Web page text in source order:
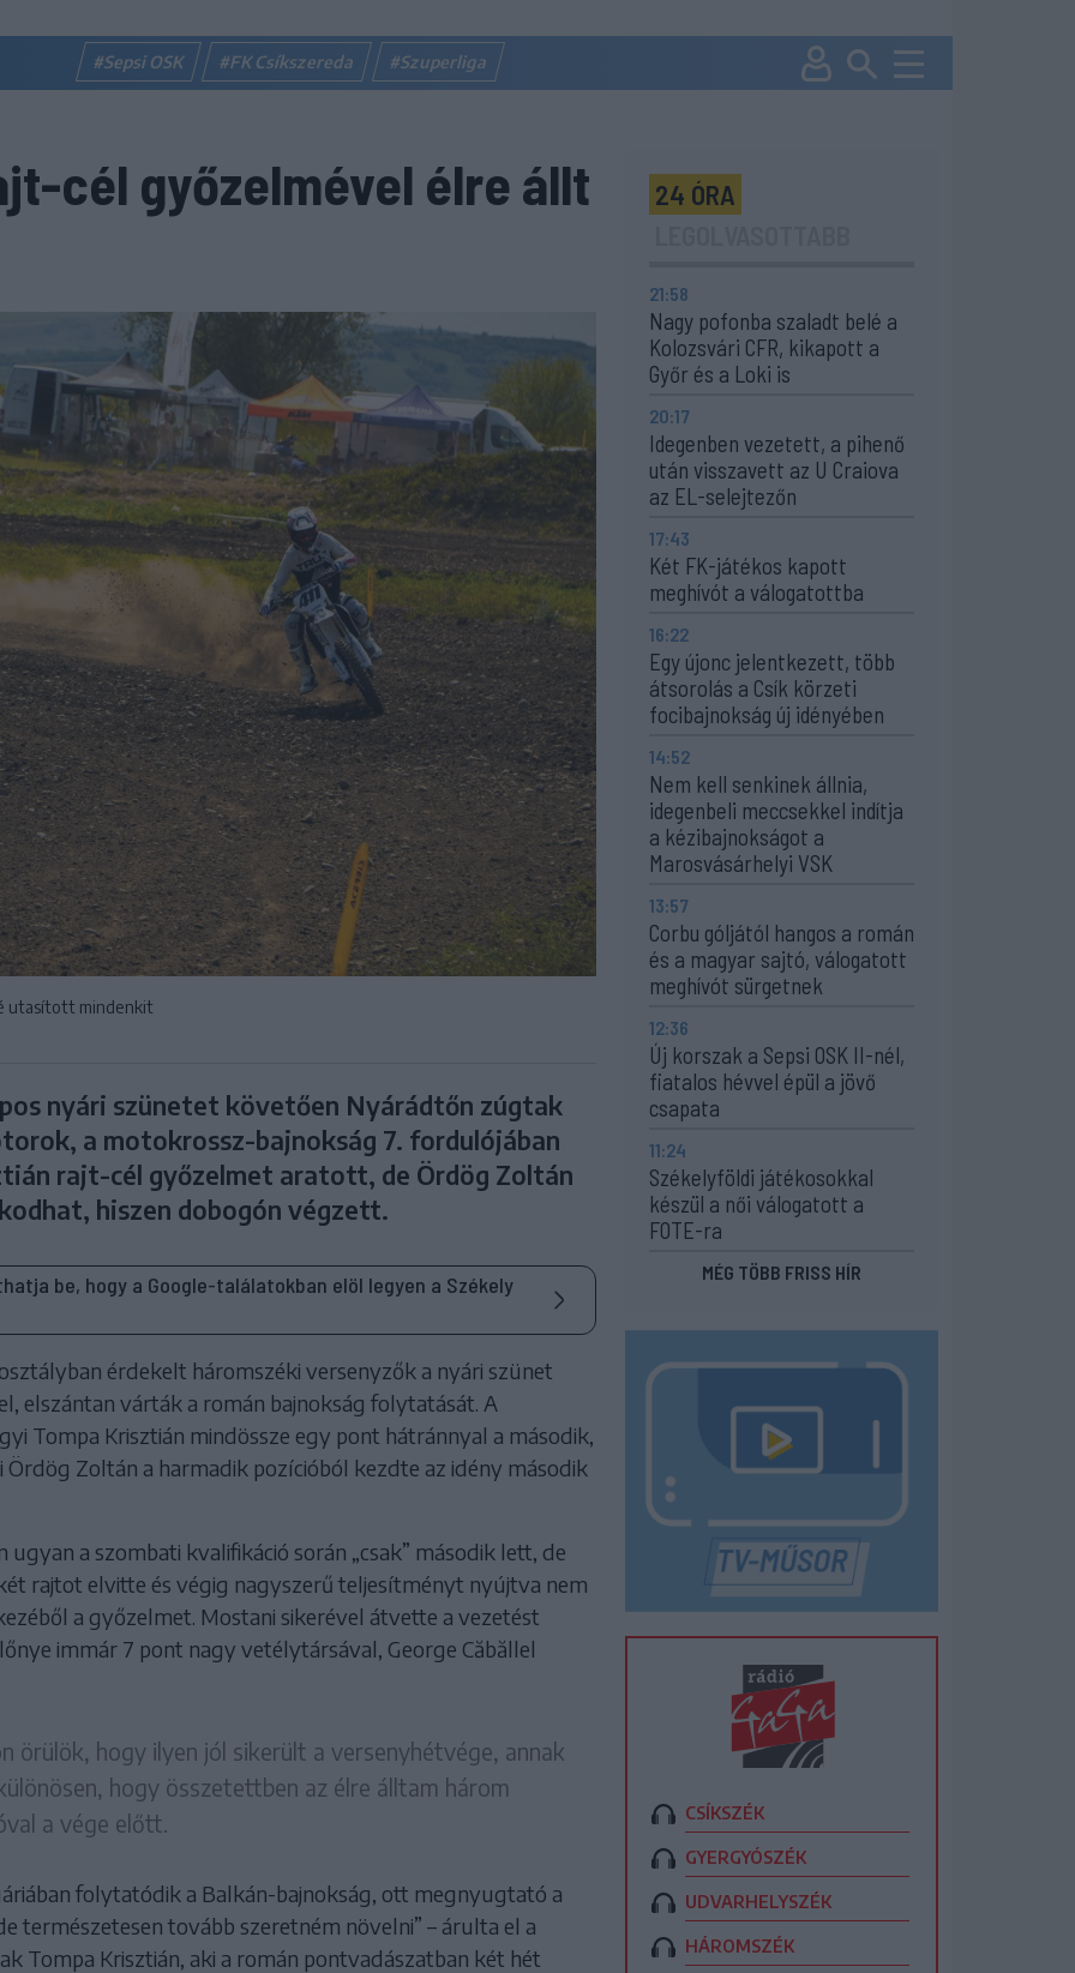
#Sepsi OSK #FK Csíkszereda #Szuperliga
cél győzelmével élre állt
utasított mindenkit
nyári szünetet követően Nyárádtőn zúgtak
a motokrossz-bajnokság 7. fordulójában
rajt-cél győzelmet aratott, de Ördög Zoltán
hiszen dobogón végzett.
be, hogy a Google-találatokban elöl legyen a Székely
érdekelt háromszéki versenyzők a nyári szünet
elszántan várták a román bajnokság folytatását. A
Tompa Krisztián mindössze egy pont hátránnyal a második,
Ördög Zoltán a harmadik pozícióból kezdte az idény második
ugyan a szombati kvalifikáció során „csak” második lett, de
rajtot elvitte és végig nagyszerű teljesítményt nyújtva nem
a győzelmet. Mostani sikerével átvette a vezetést
immár 7 pont nagy vetélytársával, George Căbăllel
örülök, hogy ilyen jól sikerült a versenyhétvége, annak
hogy összetettben az élre álltam három
a vége előtt.
folytatódik a Balkán-bajnokság, ott megnyugtató a
természetesen tovább szeretném növelni” – árulta el a
Tompa Krisztián, aki a román pontvadászatban két hét
24 ÓRA
21:58
Nagy pofonba szaladt belé a
Kolozsvári CFR, kikapott a
Győr és a Loki is
20:17
Idegenben vezetett, a pihenő
után visszavett az U Craiova
az EL-selejtezőn
17:43
Két FK-játékos kapott
meghívót a válogatottba
16:22
Egy újonc jelentkezett, több
átsorolás a Csík körzeti
focibajnokság új idényében
14:52
Nem kell senkinek állnia,
idegenbeli meccsekkel indítja
a kézibajnokságot a
Marosvásárhelyi VSK
13:57
Corbu góljától hangos a román
és a magyar sajtó, válogatott
meghívót sürgetnek
12:36
Új korszak a Sepsi OSK II-nél,
fiatalos hévvel épül a jövő
csapata
11:24
Székelyföldi játékosokkal
készül a női válogatott a
FOTE-ra
MÉG TÖBB FRISS HÍR
CSÍKSZÉK
GYERGYÓSZÉK
UDVARHELYSZÉK
HÁROMSZÉK